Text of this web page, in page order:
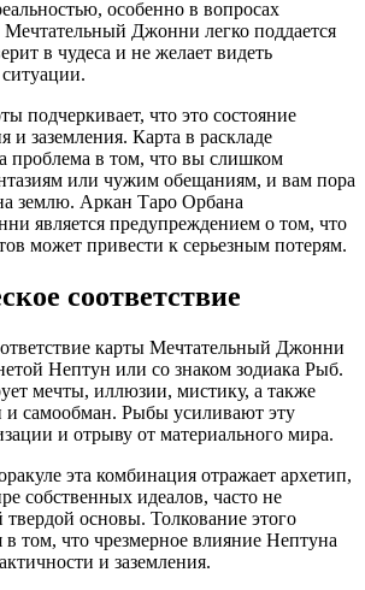
особенно в вопросах
Джонни легко поддается
в чудеса и не желает видеть
подчеркивает, что это состояние
и заземления. Карта в раскладе
проблема в том, что вы слишком
или чужим обещаниям, и вам пора
землю. Аркан Таро Орбана
является предупреждением о том, что
может привести к серьезным потерям.
соответствие
карты Мечтательный Джонни
Нептун или со знаком зодиака Рыб.
мечты, иллюзии, мистику, а также
и самообман. Рыбы усиливают эту
и отрыву от материального мира.
эта комбинация отражает архетип,
собственных идеалов, часто не
основы. Толкование этого
в том, что чрезмерное влияние Нептуна
и заземления.